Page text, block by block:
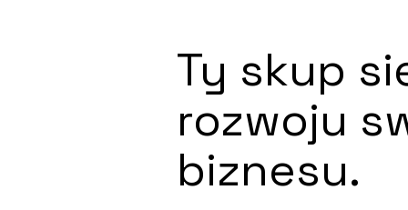
Ty skup
rozwoju
biznesu.